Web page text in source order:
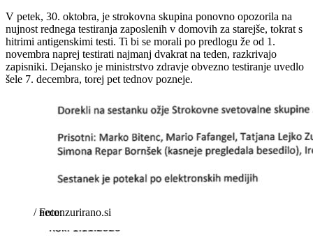
V petek, 30. oktobra, je strokovna skupina ponovno opozorila na
nujnost rednega testiranja zaposlenih v domovih za starejše, tokrat s
hitrimi antigenskimi testi. Ti bi se morali po predlogu že od 1.
novembra naprej testirati najmanj dvakrat na teden, razkrivajo
zapisniki. Dejansko je ministrstvo zdravje obvezno testiranje uvedlo
šele 7. decembra, torej pet tednov pozneje.
/necenzurirano.si